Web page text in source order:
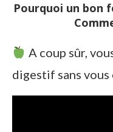
Pourquoi un bon
A coup sûr,
digestif sans